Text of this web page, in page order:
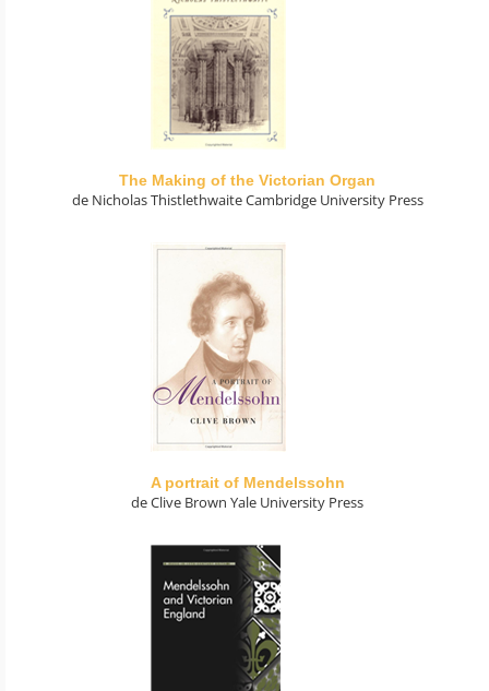
The Making of the Victorian Organ
de Nicholas Thistlethwaite Cambridge University Press
A portrait of Mendelssohn
de Clive Brown Yale University Press